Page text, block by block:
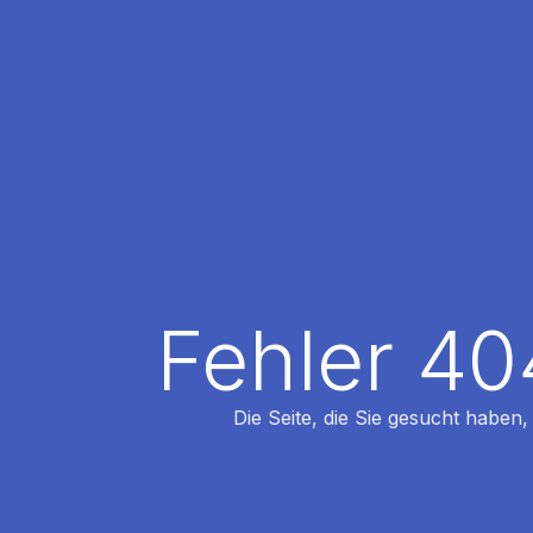
Fehler
Die Seite, die Sie gesucht